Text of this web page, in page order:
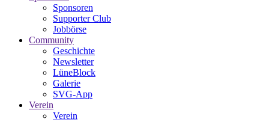
Sponsoren
Supporter Club
Jobbörse
Community
Geschichte
Newsletter
LüneBlock
Galerie
SVG-App
Verein
Verein